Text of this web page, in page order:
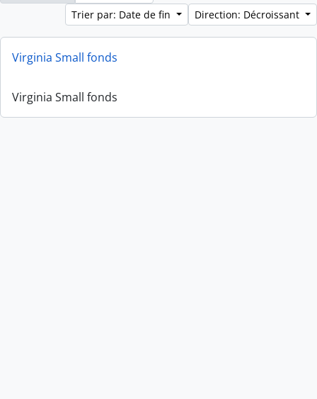
Trier par: Date de fin
Direction: Décroissant
Virginia Small fonds
Virginia Small fonds